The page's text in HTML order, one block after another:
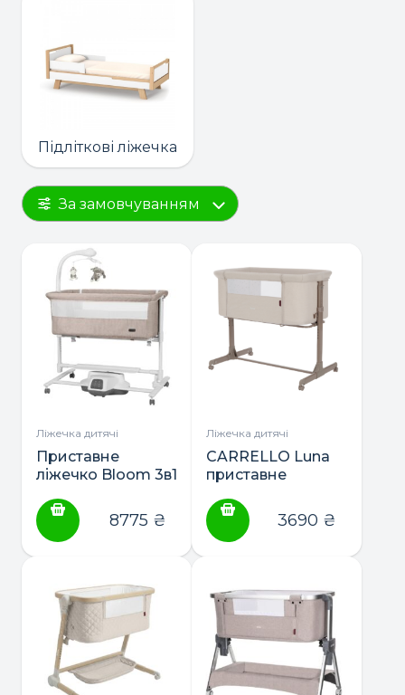
Підліткові ліжечка
За замовчуванням
Ліжечка дитячі
Приставне
ліжечко Bloom 3в1
8775 ₴
Ліжечка дитячі
CARRELLO Luna
приставне
3690 ₴